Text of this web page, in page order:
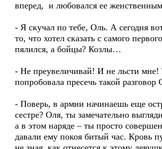
вперед, и любовался ее
- Я скучал по тебе, Оль. А сегодня
то, что хотел сказать с самого
пялился, а бойцы? Козлы…
- Не преувеличивай! И не льсти мне!
попробовала пресечь такой
- Поверь, в армии начинаешь еще
сестре? Оля, ты замечательно
а в этом наряде – ты просто
давали ему покоя битый час. Кровь